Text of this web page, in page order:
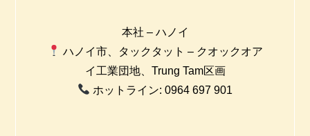
本社 – ハノイ
ハノイ市、タックタット – クオックオア
イ工業団地、Trung Tam区画
ホットライン: 0964 697 901